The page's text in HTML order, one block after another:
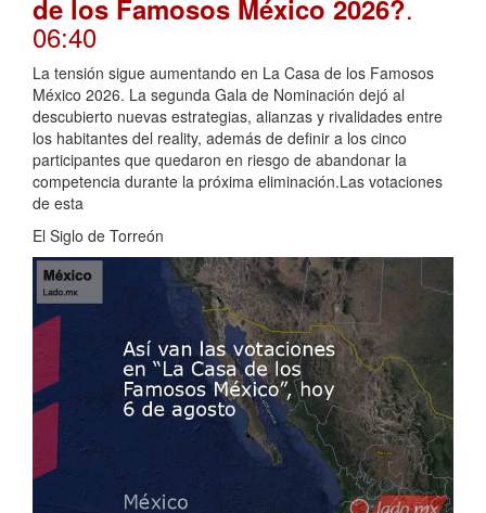
de los Famosos México 2026?.
06:40
La tensión sigue aumentando en La Casa de los Famosos
México 2026. La segunda Gala de Nominación dejó al
descubierto nuevas estrategias, alianzas y rivalidades entre
los habitantes del reality, además de definir a los cinco
participantes que quedaron en riesgo de abandonar la
competencia durante la próxima eliminación.Las votaciones
de esta
El Siglo de Torreón